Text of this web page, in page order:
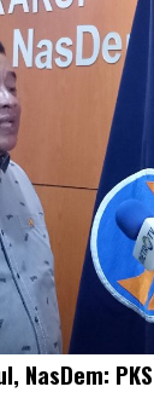
NasDem: